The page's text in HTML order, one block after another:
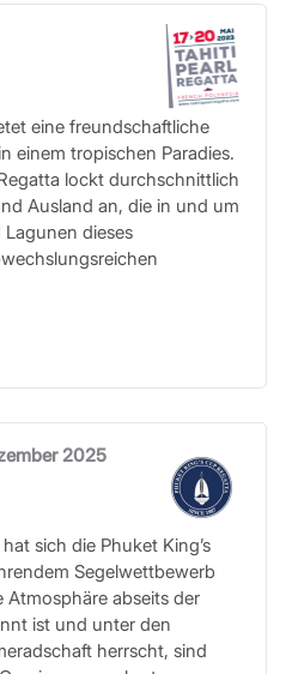
eine freundschaftliche
einem tropischen Paradies.
lockt durchschnittlich
Ausland an, die in und um
dieses
2025
sich die Phuket King’s
Segelwettbewerb
abseits der
ist und unter den
herrscht, sind